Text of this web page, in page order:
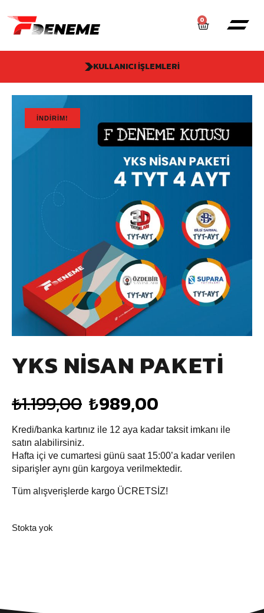
0
KULLANICI İŞLEMLERI
İNDIRIM!
YKS NİSAN PAKETİ
₺1.199,00 ₺989,00
Kredi/banka kartınız ile 12 aya kadar taksit imkanı ile
satın alabilirsiniz.
Hafta içi ve cumartesi günü saat 15:00’a kadar verilen
siparişler aynı gün kargoya verilmektedir.
Tüm alışverişlerde kargo ÜCRETSİZ!
Stokta yok